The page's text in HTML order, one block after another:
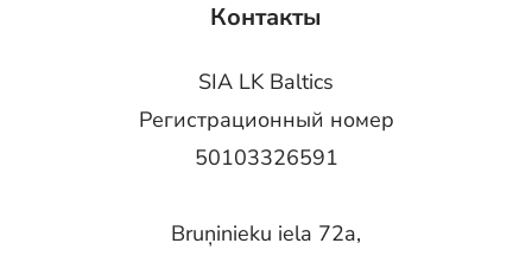
Контакты
SIA LK Baltics
Регистрационный номер
50103326591
Bruņinieku iela 72a,